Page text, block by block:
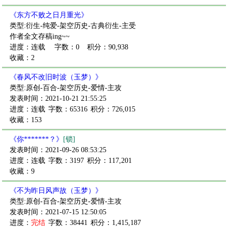
《东方不败之日月重光》
类型:衍生-纯爱-架空历史-古典衍生-主受
作者全文存稿ing~~
进度：连载
字数：0
积分：90,938
收藏：2
《春风不改旧时波（玉梦）》
类型:原创-百合-架空历史-爱情-主攻
发表时间：2021-10-21 21:55:25
进度：连载 字数：65316 积分：726,015
收藏：153
《你*******？》
[锁]
发表时间：2021-09-26 08:53:25
进度：连载 字数：3197 积分：117,201
收藏：9
《不为昨日风声故（玉梦）》
类型:原创-百合-架空历史-爱情-主攻
发表时间：2021-07-15 12:50:05
进度： 完结 字数：38441 积分：1,415,187